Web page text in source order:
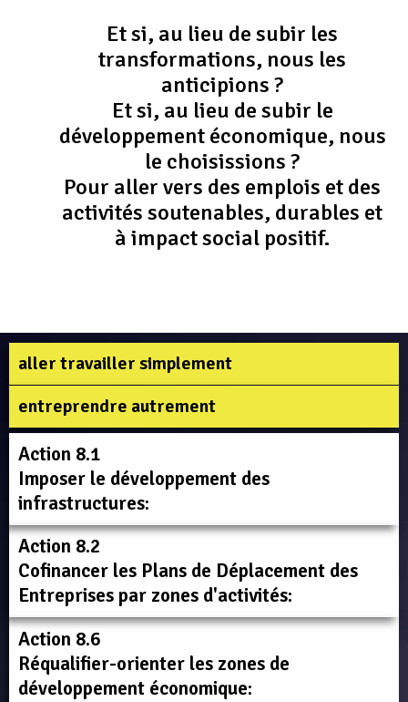
Et si, au lieu de subir les
transformations, nous les
anticipions ?
Et si, au lieu de subir le
développement économique, nous
le choisissions ?
Pour aller vers des emplois et des
activités soutenables, durables et
à impact social positif.
aller travailler simplement
entreprendre autrement
Action 8.1
Imposer le développement des
infrastructures:
Action 8.2
Cofinancer les Plans de Déplacement des
Entreprises par zones d'activités:
Action 8.6
Réqualifier-orienter les zones de
développement économique: